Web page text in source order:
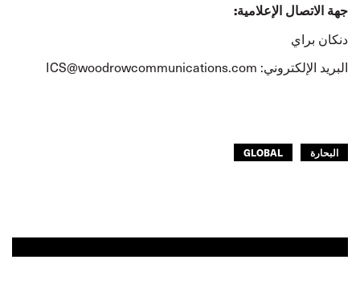
جهة الاتصال الإعلامية:
دنكان براي
البريد الإلكتروني: ICS@woodrowcommunications.com
البحارة GLOBAL